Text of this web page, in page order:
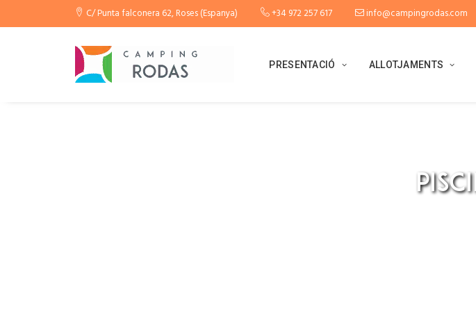
C/ Punta falconera 62, Roses (Espanya) +34 972 257 617 info@campingrodas.com
PRESENTACIÓ ALLOTJAMENTS